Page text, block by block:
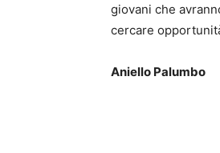
giovani che
cercare
Aniello Palumbo